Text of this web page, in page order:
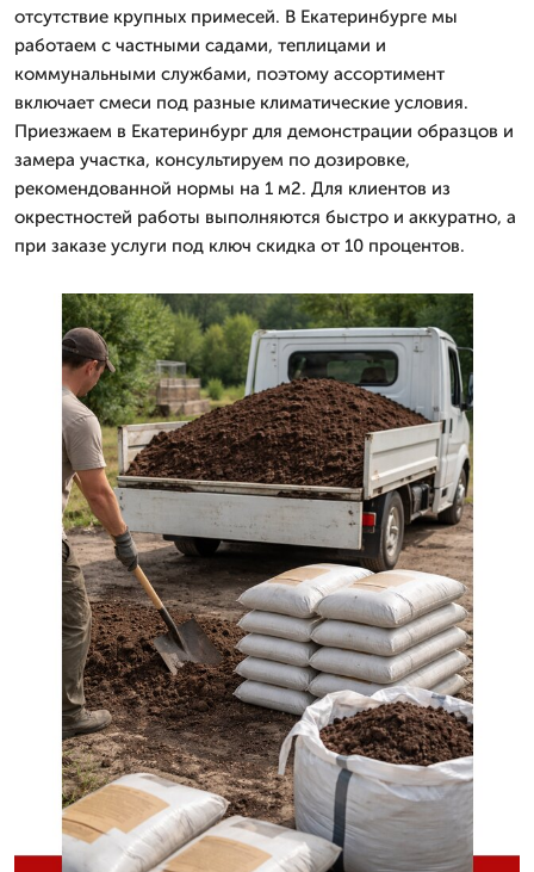
отсутствие крупных примесей. В Екатеринбурге мы
работаем с частными садами, теплицами и
коммунальными службами, поэтому ассортимент
включает смеси под разные климатические условия.
Приезжаем в Екатеринбург для демонстрации образцов и
замера участка, консультируем по дозировке,
рекомендованной нормы на 1 м2. Для клиентов из
окрестностей работы выполняются быстро и аккуратно, а
при заказе услуги под ключ скидка от 10 процентов.